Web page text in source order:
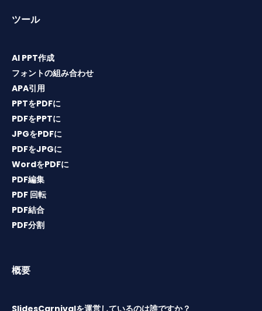
ツール
AI PPT作成
フォントの組み合わせ
APA引用
PPTをPDFに
PDFをPPTに
JPGをPDFに
PDFをJPGに
WordをPDFに
PDF編集
PDF 回転
PDF結合
PDF分割
概要